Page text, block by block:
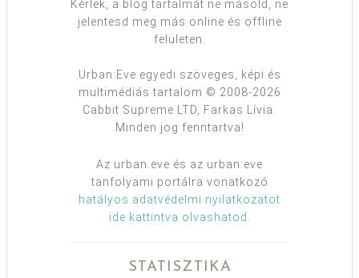
Kérlek, a blog tartalmát ne másold, ne
jelentesd meg más online és offline
felületen.
Urban:Eve egyedi szöveges, képi és
multimédiás tartalom © 2008-2026
Cabbit Supreme LTD, Farkas Lívia.
Minden jog fenntartva!
Az urban:eve és az urban:eve
tanfolyami portálra vonatkozó
hatályos adatvédelmi nyilatkozatot
ide kattintva olvashatod
STATISZTIKA